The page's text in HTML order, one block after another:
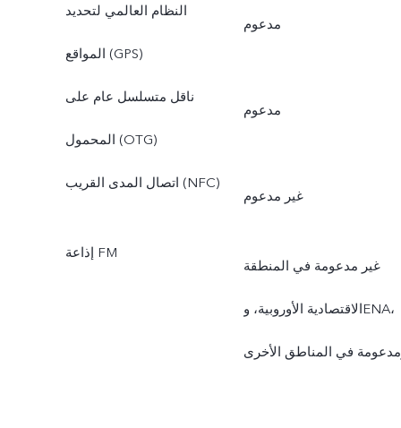
النظام العالمي لتحديد
المواقع (GPS)
مدعوم
ناقل متسلسل عام على
المحمول (OTG)
مدعوم
اتصال المدى القريب (NFC)
غير مدعوم
إذاعة FM
غير مدعومة في المنطقة
الاقتصادية الأوروبية، وENA،
في المناطق الأخرى